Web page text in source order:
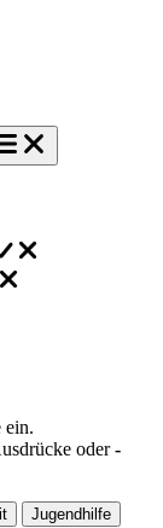
ein.
oder-
Jugendhilfe